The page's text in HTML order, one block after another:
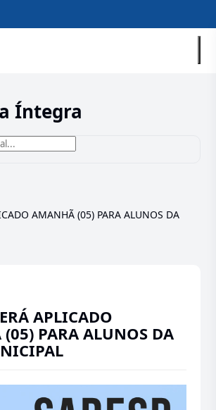
Íntegra
AMANHÃ (05) PARA ALUNOS DA
APLICADO
PARA ALUNOS DA